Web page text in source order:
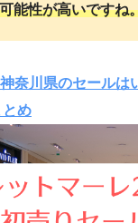
能性が高いですね
奈川県のセールは
とめ